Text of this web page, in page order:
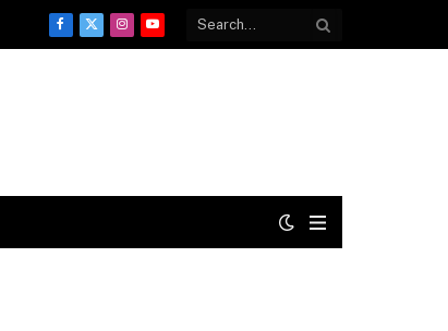
Facebook
X
InstagramYouTube